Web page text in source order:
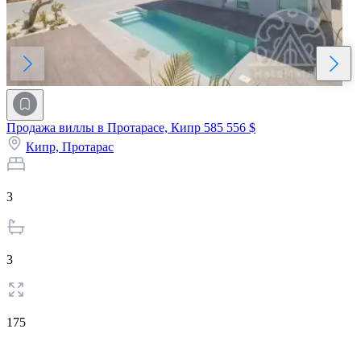
Продажа виллы в Протарасе, Кипр 585 556 $
Кипр, Протарас
3
3
175